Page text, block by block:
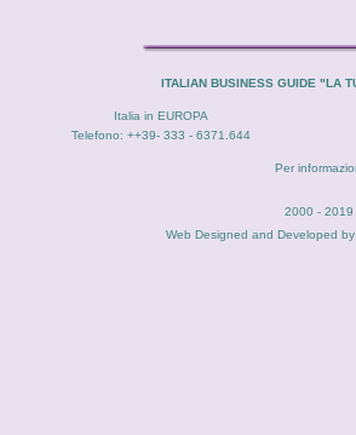
ITALIAN BUSINESS GUIDE "LA
Italia in EUROPA
Telefono: ++39- 333 - 6371.644
Per
2000 - 2019
Web Designed and Developed